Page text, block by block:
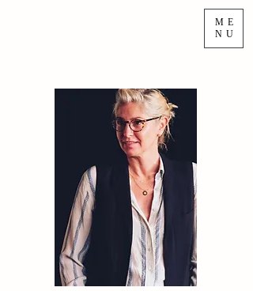
ME
NU